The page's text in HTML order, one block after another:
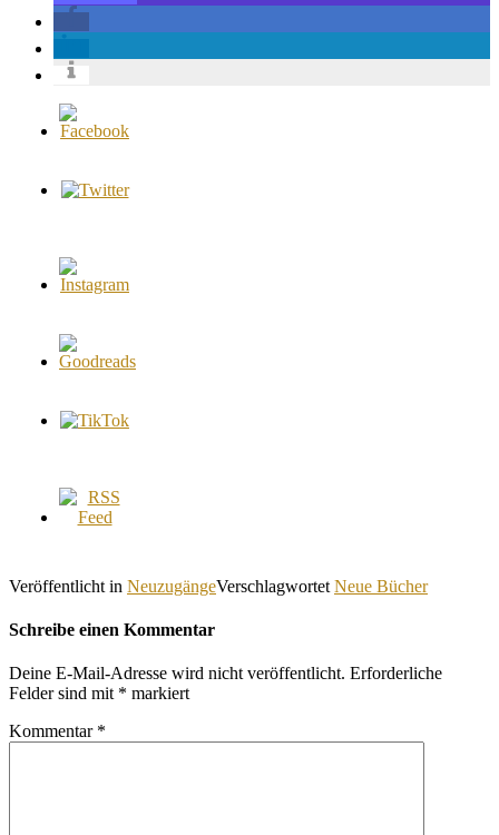
Veröffentlicht in NeuzugängeVerschlagwortet Neue Bücher
Schreibe einen Kommentar
Deine E-Mail-Adresse wird nicht veröffentlicht. Erforderliche
Felder sind mit * markiert
Kommentar *